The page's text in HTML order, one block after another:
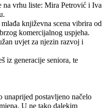
na vrhu liste: Mira Petrović i Iva
književna scena vibrira od
komercijalnog uspjeha.
uvjet za njezin razvoj i
iz generacije seniora, te
postavljeno načelo
U ne tako dalekim